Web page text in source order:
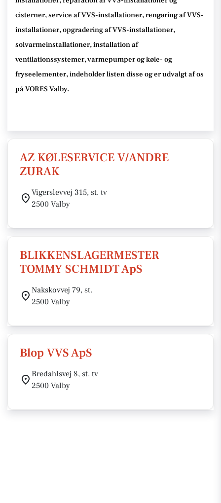
cisterner, service af VVS-installationer, rengøring af VVS-
installationer, opgradering af VVS-installationer,
solvarmeinstallationer, installation af
ventilationssystemer, varmepumper og køle- og
fryseelementer, indeholder listen disse og er udvalgt af os
på VORES Valby.
AZ KØLESERVICE V/ANDRE
ZURAK
Vigerslevvej 315, st. tv
2500 Valby
BLIKKENSLAGERMESTER
TOMMY SCHMIDT ApS
Nakskovvej 79, st.
2500 Valby
Blop VVS ApS
Bredahlsvej 8, st. tv
2500 Valby